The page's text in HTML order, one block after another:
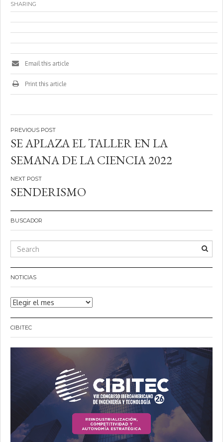
SHARING
Email this article
Print this article
Navegación
de
entradas
SE APLAZA EL TALLER EN LA
SEMANA DE LA CIENCIA 2022
SENDERISMO
BUSCADOR
NOTICIAS
Noticias
CIBITEC